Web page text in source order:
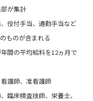
が集計
役付手当、通勤手当など
ものが含まれる
間の平均給料を12ヵ月で
護師、准看護師
臨床検査技師、栄養士、